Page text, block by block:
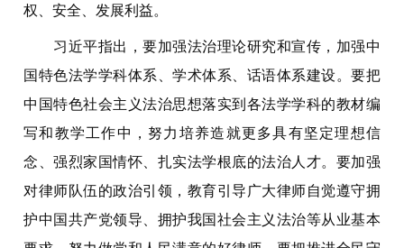
权、安全、发展利益。
习近平指出，要加强法治理论研究和宣传，加强中
国特色法学学科体系、学术体系、话语体系建设。要把
中国特色社会主义法治思想落实到各法学学科的教材编
写和教学工作中，努力培养造就更多具有坚定理想信
念、强烈家国情怀、扎实法学根底的法治人才。要加强
对律师队伍的政治引领，教育引导广大律师自觉遵守拥
护中国共产党领导、拥护我国社会主义法治等从业基本